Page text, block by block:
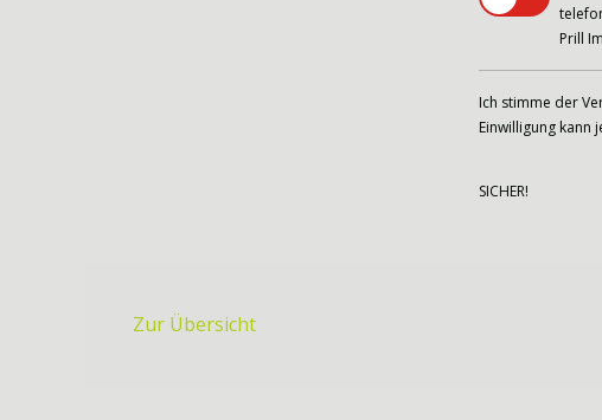
Prill
Ich stimme der
Einwilligung kann
SICHER!
Zur Übersicht